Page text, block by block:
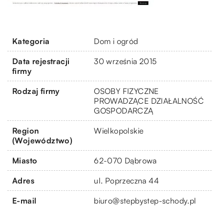
Kategoria Dom i ogród
Data rejestracji
firmy
30 września 2015
Rodzaj firmy
OSOBY FIZYCZNE
PROWADZĄCE DZIAŁALNOŚĆ
GOSPODARCZĄ
Region
(Województwo)
Wielkopolskie
Miasto 62-070 Dąbrowa
Adres ul. Poprzeczna 44
E-mail biuro@stepbystep-schody.pl